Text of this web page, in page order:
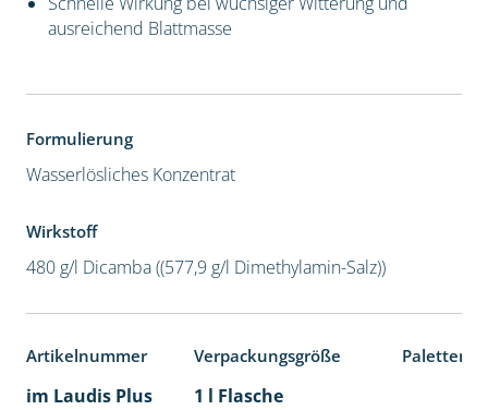
ausreichend Blattmasse
Formulierung
Wasserlösliches Konzentrat
Wirkstoff
480 g/l Dicamba ((577,9 g/l Dimethylamin-Salz))
Artikelnummer Verpackungsgröße
im Laudis Plus 1 l Flasche